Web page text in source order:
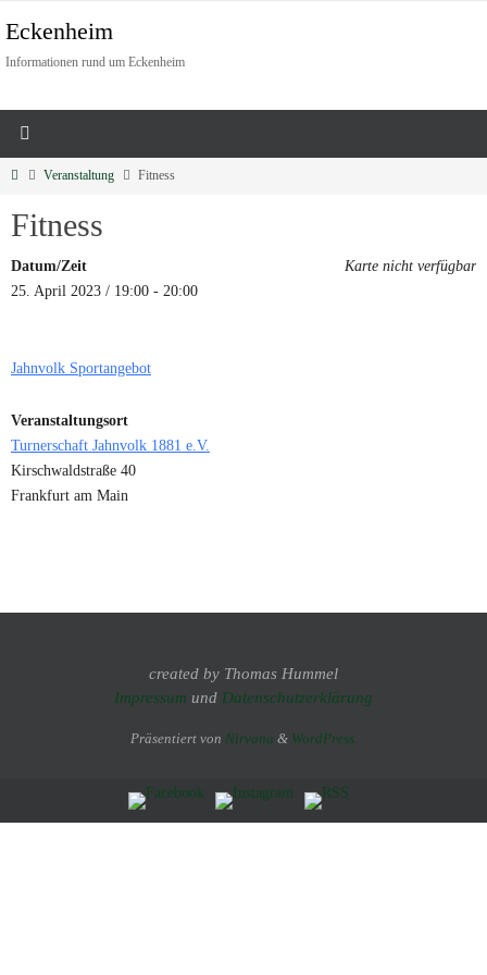
Eckenheim
Informationen rund um Eckenheim
Veranstaltung Fitness
Fitness
Karte nicht verfügbar
Datum/Zeit
25. April 2023 / 19:00 - 20:00
Jahnvolk Sportangebot
Veranstaltungsort
Turnerschaft Jahnvolk 1881 e.V.
Kirschwaldstraße 40
Frankfurt am Main
created by Thomas Hummel
Impressum und Datenschutzerklärung
Präsentiert von Nirvana & WordPress.